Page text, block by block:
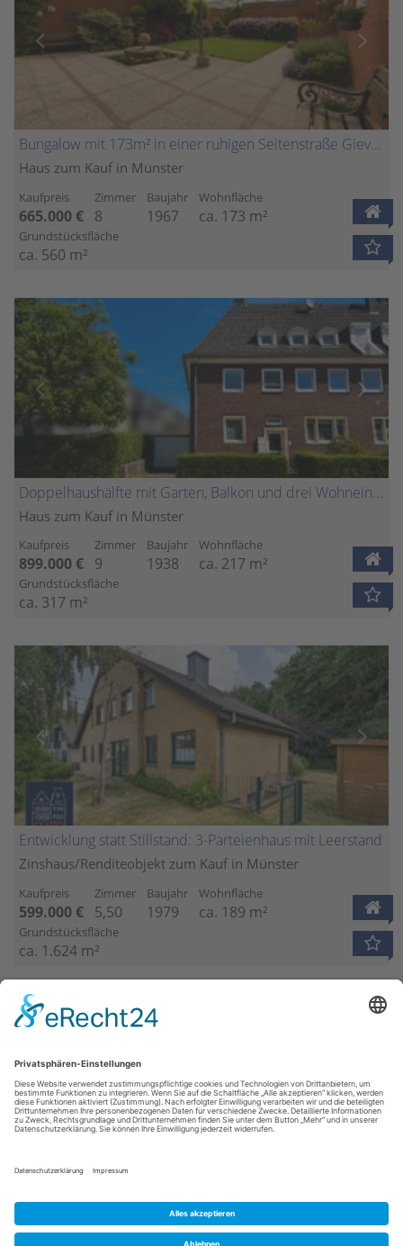
Bungalow mit 173m² in einer ruhigen Seitenstraße Gievenbeck
Haus zum Kauf in Münster
Kaufpreis
665.000 €
Zimmer
8
Baujahr
1967
Wohnfläche
ca. 173 m²
Grundstücksfläche
ca. 560 m²
Doppelhaushälfte mit Garten, Balkon und drei Wohneinheiten in exklusiver Neutor-Lage
Haus zum Kauf in Münster
Kaufpreis
899.000 €
Zimmer
9
Baujahr
1938
Wohnfläche
ca. 217 m²
Grundstücksfläche
ca. 317 m²
Entwicklung statt Stillstand: 3-Parteienhaus mit Leerstand
Zinshaus/Renditeobjekt zum Kauf in Münster
Kaufpreis
599.000 €
Zimmer
5,50
Baujahr
1979
Wohnfläche
ca. 189 m²
Grundstücksfläche
ca. 1.624 m²
1 … 3 4 5
© 2026 Westfälische Grundstücksbörse Münster e.V.